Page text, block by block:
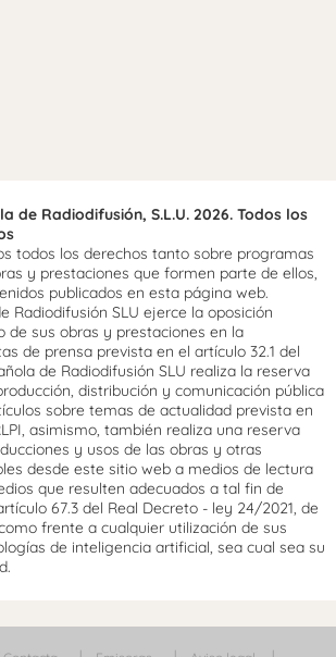
de Radiodifusión, S.L.U. 2026. Todos los
todos los derechos tanto sobre programas
y prestaciones que formen parte de ellos,
publicados en esta página web.
Radiodifusión SLU ejerce la oposición
de sus obras y prestaciones en la
de prensa prevista en el artículo 32.1 del
de Radiodifusión SLU realiza la reserva
distribución y comunicación pública
sobre temas de actualidad prevista en
asimismo, también realiza una reserva
y usos de las obras y otras
desde este sitio web a medios de lectura
que resulten adecuados a tal fin de
67.3 del Real Decreto - ley 24/2021, de
frente a cualquier utilización de sus
de inteligencia artificial, sea cual sea su